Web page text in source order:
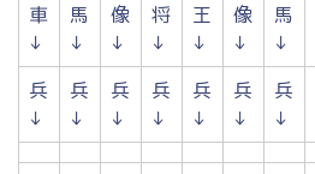
車
↓
馬
↓
像
↓
将
↓
王
↓
像
↓
馬
↓
兵
↓
兵
↓
兵
↓
兵
↓
兵
↓
兵
↓
兵
↓